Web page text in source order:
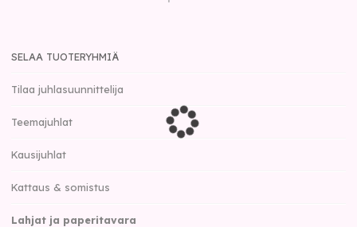
SELAA TUOTERYHMIÄ
Tilaa juhlasuunnittelija
Teemajuhlat
Kausijuhlat
Kattaus & somistus
Lahjat ja paperitavara